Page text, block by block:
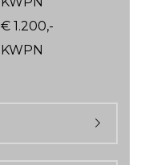
€ 1.200,-
KWPN